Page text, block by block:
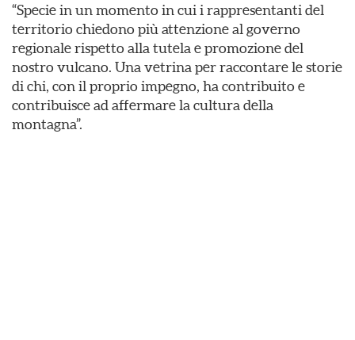
“Specie in un momento in cui i rappresentanti del
territorio chiedono più attenzione al governo
regionale rispetto alla tutela e promozione del
nostro vulcano. Una vetrina per raccontare le storie
di chi, con il proprio impegno, ha contribuito e
contribuisce ad affermare la cultura della
montagna”.